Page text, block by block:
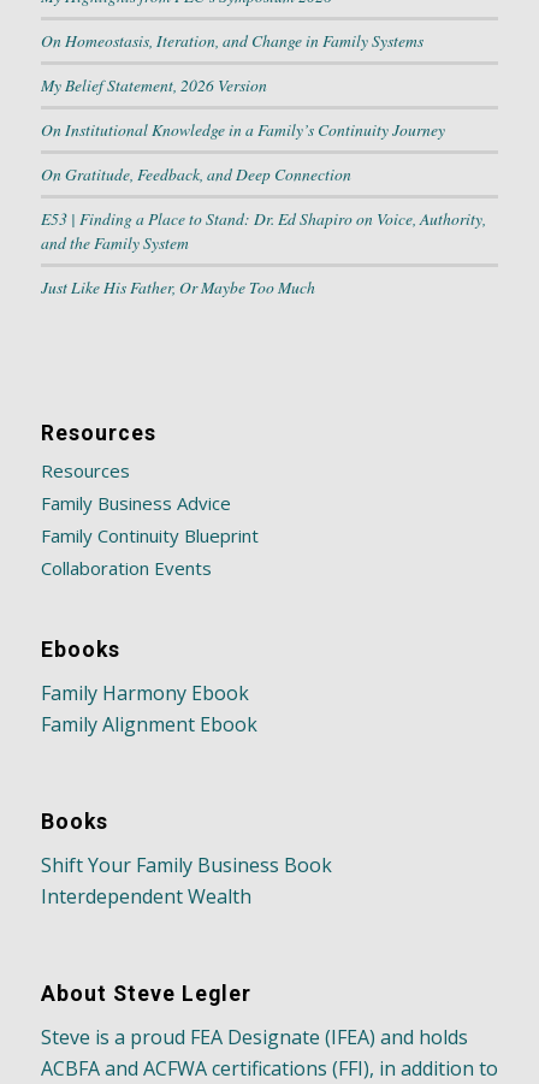
On Homeostasis, Iteration, and Change in Family Systems
My Belief Statement, 2026 Version
On Institutional Knowledge in a Family’s Continuity Journey
On Gratitude, Feedback, and Deep Connection
E53 | Finding a Place to Stand: Dr. Ed Shapiro on Voice, Authority,
and the Family System
Just Like His Father, Or Maybe Too Much
Resources
Resources
Family Business Advice
Family Continuity Blueprint
Collaboration Events
Ebooks
Family Harmony Ebook
Family Alignment Ebook
Books
Shift Your Family Business Book
Interdependent Wealth
About Steve Legler
Steve is a proud FEA Designate (IFEA) and holds
ACBFA and ACFWA certifications (FFI), in addition to